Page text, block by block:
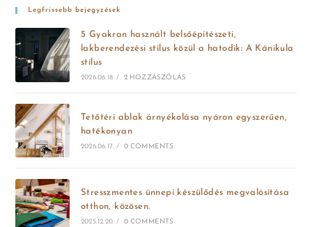
Legfrissebb bejegyzések
5 Gyakran használt belsőépítészeti,
lakberendezési stílus közül a hatodik: A Kánikula
stílus
2026.06.18. / 2 HOZZÁSZÓLÁS
Tetőtéri ablak árnyékolása nyáron egyszerűen,
hatékonyan
2026.06.17. / 0 COMMENTS
Stresszmentes ünnepi készülődés megvalósítása
otthon, közösen.
2025.12.20. / 0 COMMENTS